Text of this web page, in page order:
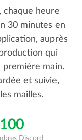
chaque heure
30 minutes en
auprès
qui
première main.
et suivie,
mailles.
Discord